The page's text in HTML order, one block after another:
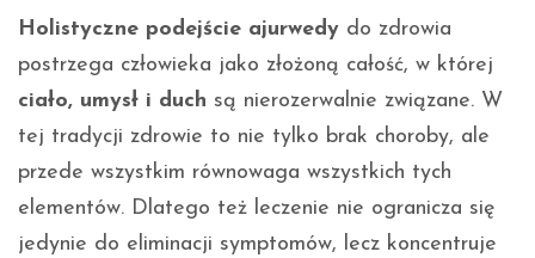
Holistyczne podejście ajurwedy do zdrowia
postrzega człowieka jako złożoną całość, w której
ciało, umysł i duch są nierozerwalnie związane. W
tej tradycji zdrowie to nie tylko brak choroby, ale
przede wszystkim równowaga wszystkich tych
elementów. Dlatego też leczenie nie ogranicza się
jedynie do eliminacji symptomów, lecz koncentruje